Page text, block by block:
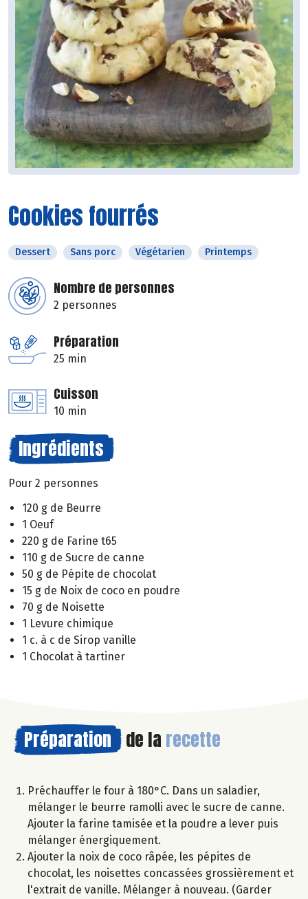
Cookies fourrés
Dessert Sans porc Végétarien Printemps
Nombre de personnes
2 personnes
Préparation
25 min
Cuisson
10 min
Ingrédients
Pour 2 personnes
120 g de Beurre
1 Oeuf
220 g de Farine t65
110 g de Sucre de canne
50 g de Pépite de chocolat
15 g de Noix de coco en poudre
70 g de Noisette
1 Levure chimique
1 c. à c de Sirop vanille
1 Chocolat à tartiner
Préparation de la recette
Préchauffer le four à 180°C. Dans un saladier,
mélanger le beurre ramolli avec le sucre de canne.
Ajouter la farine tamisée et la poudre a lever puis
mélanger énergiquement.
Ajouter la noix de coco râpée, les pépites de
chocolat, les noisettes concassées grossièrement et
l'extrait de vanille. Mélanger à nouveau. (Garder